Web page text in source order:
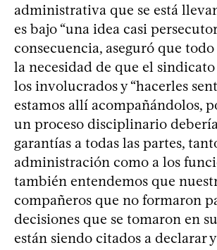
administrativa que se está
es bajo “una idea casi
consecuencia, aseguró que
la necesidad de que el
los involucrados y “hacerles
estamos allí acompañándolos,
un proceso disciplinario
garantías a todas las partes,
administración como a los
también entendemos que
compañeros que no formaron
decisiones que se tomaron en
están siendo citados a declarar